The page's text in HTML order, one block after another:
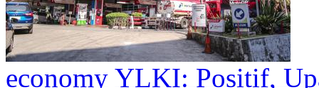
economy YLKI: Positif,